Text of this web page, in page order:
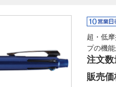
超・低
プの機
注文数
販売価